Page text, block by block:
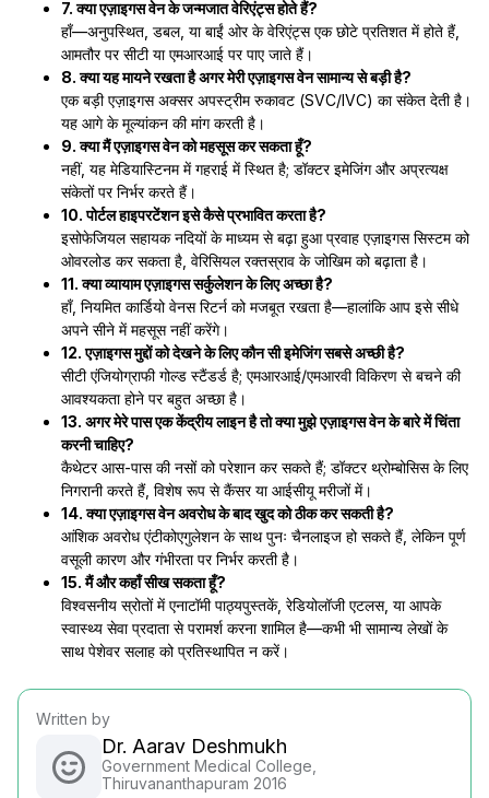
7. क्या एज़ाइगस वेन के जन्मजात वेरिएंट्स होते हैं?
हाँ—अनुपस्थित, डबल, या बाईं ओर के वेरिएंट्स एक छोटे प्रतिशत में होते हैं,
आमतौर पर सीटी या एमआरआई पर पाए जाते हैं।
8. क्या यह मायने रखता है अगर मेरी एज़ाइगस वेन सामान्य से बड़ी है?
एक बड़ी एज़ाइगस अक्सर अपस्ट्रीम रुकावट (SVC/IVC) का संकेत देती है।
यह आगे के मूल्यांकन की मांग करती है।
9. क्या मैं एज़ाइगस वेन को महसूस कर सकता हूँ?
नहीं, यह मेडियास्टिनम में गहराई में स्थित है; डॉक्टर इमेजिंग और अप्रत्यक्ष
संकेतों पर निर्भर करते हैं।
10. पोर्टल हाइपरटेंशन इसे कैसे प्रभावित करता है?
इसोफेजियल सहायक नदियों के माध्यम से बढ़ा हुआ प्रवाह एज़ाइगस सिस्टम को
ओवरलोड कर सकता है, वेरिसियल रक्तस्राव के जोखिम को बढ़ाता है।
11. क्या व्यायाम एज़ाइगस सर्कुलेशन के लिए अच्छा है?
हाँ, नियमित कार्डियो वेनस रिटर्न को मजबूत रखता है—हालांकि आप इसे सीधे
अपने सीने में महसूस नहीं करेंगे।
12. एज़ाइगस मुद्दों को देखने के लिए कौन सी इमेजिंग सबसे अच्छी है?
सीटी एंजियोग्राफी गोल्ड स्टैंडर्ड है; एमआरआई/एमआरवी विकिरण से बचने की
आवश्यकता होने पर बहुत अच्छा है।
13. अगर मेरे पास एक केंद्रीय लाइन है तो क्या मुझे एज़ाइगस वेन के बारे में चिंता
करनी चाहिए?
कैथेटर आस-पास की नसों को परेशान कर सकते हैं; डॉक्टर थ्रोम्बोसिस के लिए
निगरानी करते हैं, विशेष रूप से कैंसर या आईसीयू मरीजों में।
14. क्या एज़ाइगस वेन अवरोध के बाद खुद को ठीक कर सकती है?
आंशिक अवरोध एंटीकोएगुलेशन के साथ पुनः चैनलाइज हो सकते हैं, लेकिन पूर्ण
वसूली कारण और गंभीरता पर निर्भर करती है।
15. मैं और कहाँ सीख सकता हूँ?
विश्वसनीय स्रोतों में एनाटॉमी पाठ्यपुस्तकें, रेडियोलॉजी एटलस, या आपके
स्वास्थ्य सेवा प्रदाता से परामर्श करना शामिल है—कभी भी सामान्य लेखों के
साथ पेशेवर सलाह को प्रतिस्थापित न करें।
Written by
Dr. Aarav Deshmukh
Government Medical College,
Thiruvananthapuram 2016